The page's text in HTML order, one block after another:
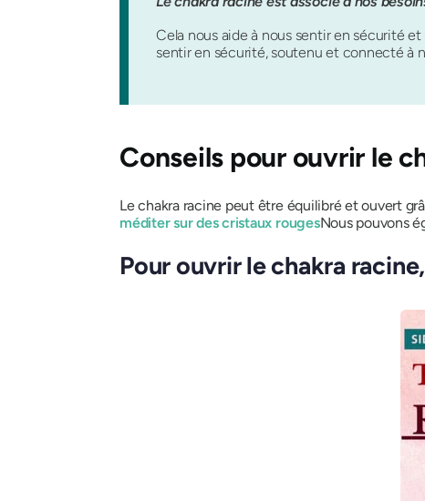
Cela nous aide à nous sentir en sécurité
sentir en sécurité, soutenu et connecté à
Conseils pour ouvrir le
Le chakra racine peut être équilibré et ouvert
méditer sur des cristaux rougesNous pouvons
Pour ouvrir le chakra